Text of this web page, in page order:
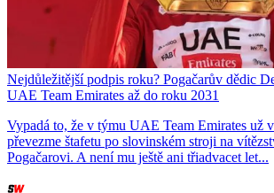
Nejdůležitější podpis roku? Pogačarův dědic
UAE Team Emirates až do roku 2031
Vypadá to, že v týmu UAE Team Emirates už
převezme štafetu po slovinském stroji na
Pogačarovi. A není mu ještě ani třiadvacet let...